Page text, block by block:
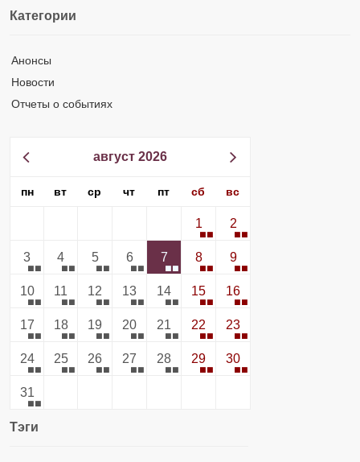
Категории
Анонсы
Новости
Отчеты о событиях
август 2026
пн вт ср чт пт сб вс
1 2
3 4 5 6 7 8 9
10 11 12 13 14 15 16
17 18 19 20 21 22 23
24 25 26 27 28 29 30
31
Тэги